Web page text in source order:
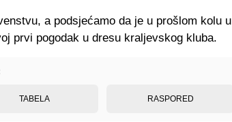
a podsjećamo da je u prošlom kolu u
prvi pogodak u dresu kraljevskog kluba.
TABELA RASPORED